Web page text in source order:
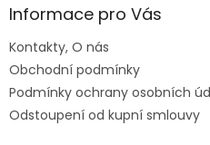
aInformace pro Vás
Kontakty, O nás
Obchodní podmínky
Podmínky ochrany osobních
Odstoupení od kupní smlouvy